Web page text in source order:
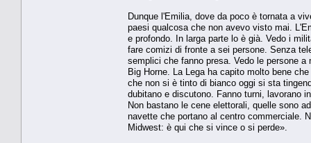
Dunque l'Emilia, dove da poco è tornata a
paesi qualcosa che non avevo visto mai.
e profondo. In larga parte lo è già. Vedo i
fare comizi di fronte a sei persone. Senza
semplici che fanno presa. Vedo le persone
Big Horne. La Lega ha capito molto bene
che non si è tinto di bianco oggi si sta
dubitano e discutono. Fanno turni, lavorano
Non bastano le cene elettorali, quelle sono
navette che portano al centro commerciale.
Midwest: è qui che si vince o si perde».